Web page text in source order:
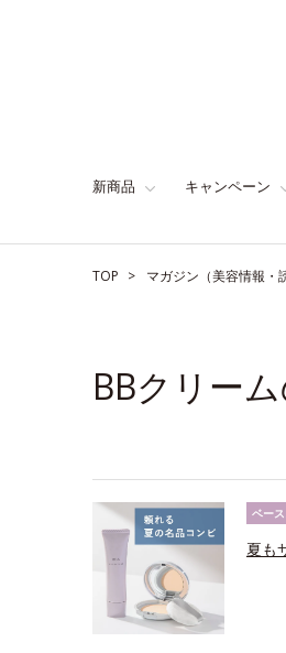
新商品 キャンペーン
TOP マガジン（美容情報・
BBクリー
ベー
夏も